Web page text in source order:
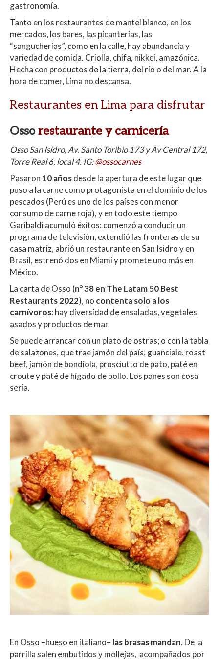
gastronomía.
Tanto en los restaurantes de mantel blanco, en los
mercados, los bares, las picanterías, las
“sangucherías”, como en la calle, hay abundancia y
variedad de comida. Criolla, chifa, nikkei, amazónica.
Hecha con productos de la tierra, del río o del mar. A la
hora de comer, Lima no descansa.
Restaurantes en Lima para disfrutar
Ossorestaurante y carnicería
Osso San Isidro, Av. Santo Toribio 173 y Av Central 172,
Torre Real 6, local 4. IG:@ossocarnes
Pasaron 10añosdesde la apertura de este lugar que
puso a la carne como protagonista en el dominio de los
pescados (Perú es uno de los países con menor
consumo de carne roja), y en todo este tiempo
Garibaldi acumuló éxitos: comenzó a conducir un
programa de televisión, extendió las fronteras de su
casa matriz, abrió un restaurante en San Isidro y en
Brasil, estrenó dos en Miami y promete uno más en
México.
La carta de Osso (n° 38 en The Latam 50 Best
Restaurants 2022), no contenta solo a los
carnívoros: hay diversidad de ensaladas, vegetales
asados y productos de mar.
Se puede arrancar con un plato de ostras; o con la tabla
de salazones, que trae jamón del país, guanciale, roast
beef, jamón de bondiola, prosciutto de pato, paté en
croute y paté de hígado de pollo. Los panes son cosa
seria.
En Osso –hueso en italiano– las brasas mandan. De la
parrilla salen embutidos y mollejas, acompañados por